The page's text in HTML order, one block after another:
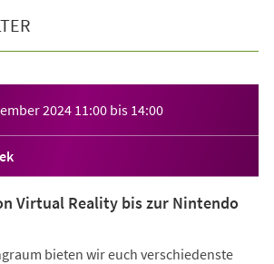
2024 11:00 bis 14:00
Virtual Reality bis zur Nintendo
bieten wir euch verschiedenste